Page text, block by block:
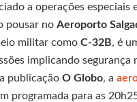
a operações especiais
pousar no Aeroporto
militar como C-32B, é
implicando
publicação O Globo, a
programada para as